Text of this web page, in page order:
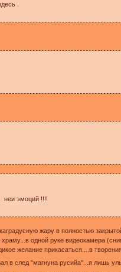
.
неи эмоций !!!!
жару в полностью
одной руке видеокамера
желание прикасаться....в
в след "магнуна русийа"...я лишь